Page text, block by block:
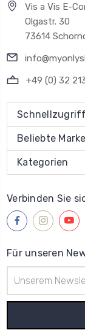
Vis a Vis E-
Olgastr. 30
73614
+49 (0) 32
Schnellzugriff
Beliebte
Kategorien
Verbinden Sie
Für unseren
Mail-
Adresse